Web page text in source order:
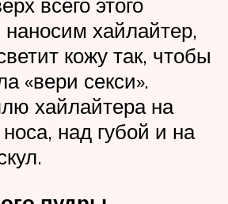
наносим хайлайтер,
кожу так, чтобы
«вери секси».
хайлайтера на
над губой и на